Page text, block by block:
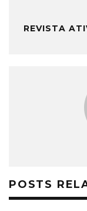
REVISTA
POSTS